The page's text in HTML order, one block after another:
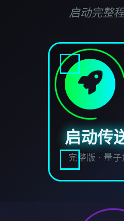
启动完整
启动传
完整版 · 量